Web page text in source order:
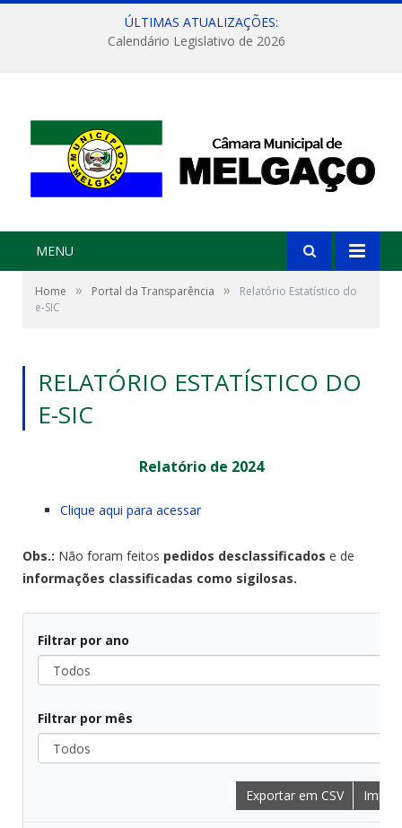
ÚLTIMAS ATUALIZAÇÕES:
Calendário Legislativo de 2026
MENU
Home » Portal da Transparência »
Relatório Estatístico do
e-SIC
RELATÓRIO ESTATÍSTICO DO
E-SIC
Relatório de 2024
Clique aqui para acessar
Obs.: Não foram feitos pedidos desclassificados e de
informações classificadas como sigilosas.
Filtrar por ano
Todos
Filtrar por mês
Todos
Exportar em CSV